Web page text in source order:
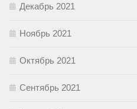
Декабрь 2021
Ноябрь 2021
Октябрь 2021
Сентябрь 2021